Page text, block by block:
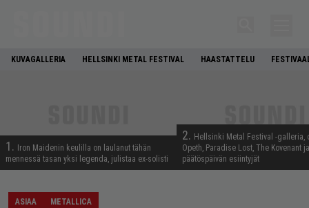
KUVAGALLERIA HELLSINKI METAL FESTIVAL HAASTATTELU
1.
Iron Maidenin keulilla on laulanut tähän
mennessä tasan yksi legenda, julistaa ex-solisti
2. Hellsinki Metal Festival -galleria,
Opeth, Paradise Lost, The Kovenant
päätöspäivän esiintyjät
ASIAA METALLICA